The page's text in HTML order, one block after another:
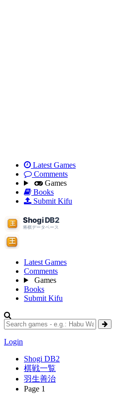
Latest Games
Comments
Games
Books
Submit Kifu
Latest Games
Comments
Games
Books
Submit Kifu
Login
Shogi DB2
棋戦一覧
羽生善治
Page 1